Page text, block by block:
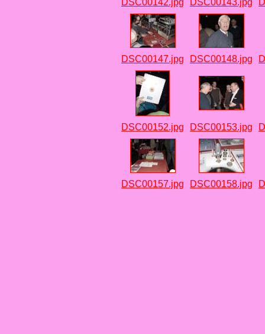
DSC00142.jpg DSC00143.jpg
DSC00147.jpg DSC00148.jpg
DSC00152.jpg DSC00153.jpg
DSC00157.jpg DSC00158.jpg